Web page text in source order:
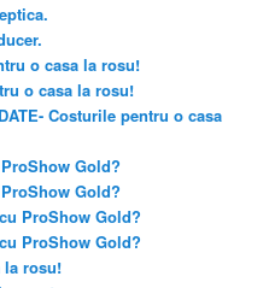
o casa la rosu!
o casa la rosu!
Costurile pentru o casa
Gold?
Gold?
ProShow Gold?
ProShow Gold?
la rosu!